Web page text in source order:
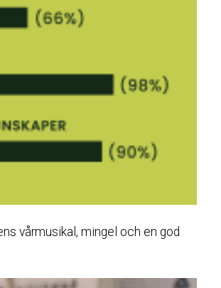
vårmusikal, mingel och en god